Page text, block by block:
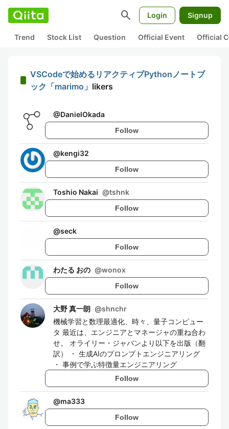
search Login Signup
Trend Stock List Question Official Event Official
VSCodeで始めるリアクティブPythonノートブ
ック「marimo」 likers
@DanielOkada
Follow
@kengi32
Follow
Toshio Nakai @tshnk
Follow
@seck
Follow
わたる おの @wonox
Follow
大野 真一朗 @shnchr
機械学習と数理最適化、時々、量子コンピュー
タ 最近は、エンジニアとマネージャの重ね合わ
せ。 オライリー・ジャパンより以下を出版（翻
訳） ・ 生成AIのプロンプトエンジニアリング
・ 事例で学ぶ特徴量エンジニアリング
Follow
@ma333
Follow